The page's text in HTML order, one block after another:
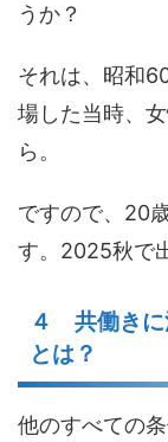
うか？
それは、昭和
場した当時、
ら。
ですので、20
す。2025秋で
４ 共働きに
とは？
他のすべての